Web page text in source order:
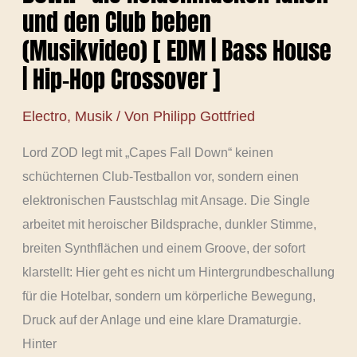
und den Club beben
(Musikvideo) [ EDM | Bass House
| Hip-Hop Crossover ]
Electro, Musik/ Von Philipp Gottfried
Lord ZOD legt mit „Capes Fall Down“ keinen
schüchternen Club-Testballon vor, sondern einen
elektronischen Faustschlag mit Ansage. Die Single
arbeitet mit heroischer Bildsprache, dunkler Stimme,
breiten Synthflächen und einem Groove, der sofort
klarstellt: Hier geht es nicht um Hintergrundbeschallung
für die Hotelbar, sondern um körperliche Bewegung,
Druck auf der Anlage und eine klare Dramaturgie.
Hinter